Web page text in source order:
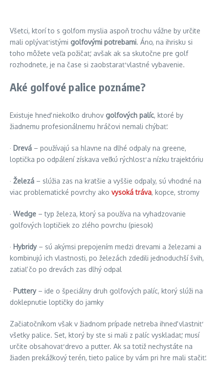
Všetci, ktorí to s golfom myslia aspoň trochu vážne by určite
mali oplývať istými golfovými potrebami. Áno, na ihrisku si
toho môžete veľa požičať, avšak ak sa skutočne pre golf
rozhodnete, je na čase si zaobstarať vlastné vybavenie.
Aké golfové palice poznáme?
Existuje hneď niekoľko druhov golfových palíc, ktoré by
žiadnemu profesionálnemu hráčovi nemali chýbať.
· Drevá – používajú sa hlavne na dlhé odpaly na greene,
loptička po odpálení získava veľkú rýchlosť a nízku trajektóriu
· Železá – slúžia zas na kratšie a vyššie odpaly, sú vhodné na
viac problematické povrchy ako vysoká tráva, kopce, stromy
· Wedge – typ železa, ktorý sa používa na vyhadzovanie
golfových loptičiek zo zlého povrchu (piesok)
· Hybridy– sú akýmsi prepojením medzi drevami a železami a
kombinujú ich vlastnosti, po železách zdedili jednoduchší švih,
zatiaľ čo po drevách zas dlhý odpal
· Puttery– ide o špeciálny druh golfových palíc, ktorý slúži na
doklepnutie loptičky do jamky
Začiatočníkom však v žiadnom prípade netreba ihneď vlastniť
všetky palice. Set, ktorý by ste si mali z palíc vyskladať, musí
určite obsahovať drevo a putter. Ak sa totiž nechystáte na
žiaden prekážkový terén, tieto palice by vám pri hre mali stačiť.